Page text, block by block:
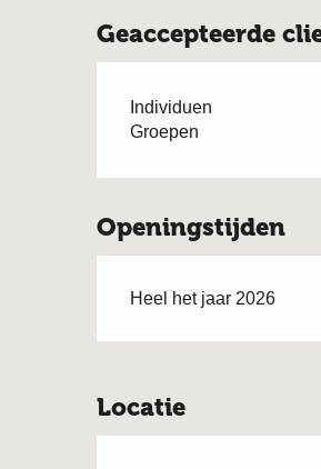
Geaccepteerde
Individuen
Groepen
Openingstijden
Heel het jaar 2026
Locatie